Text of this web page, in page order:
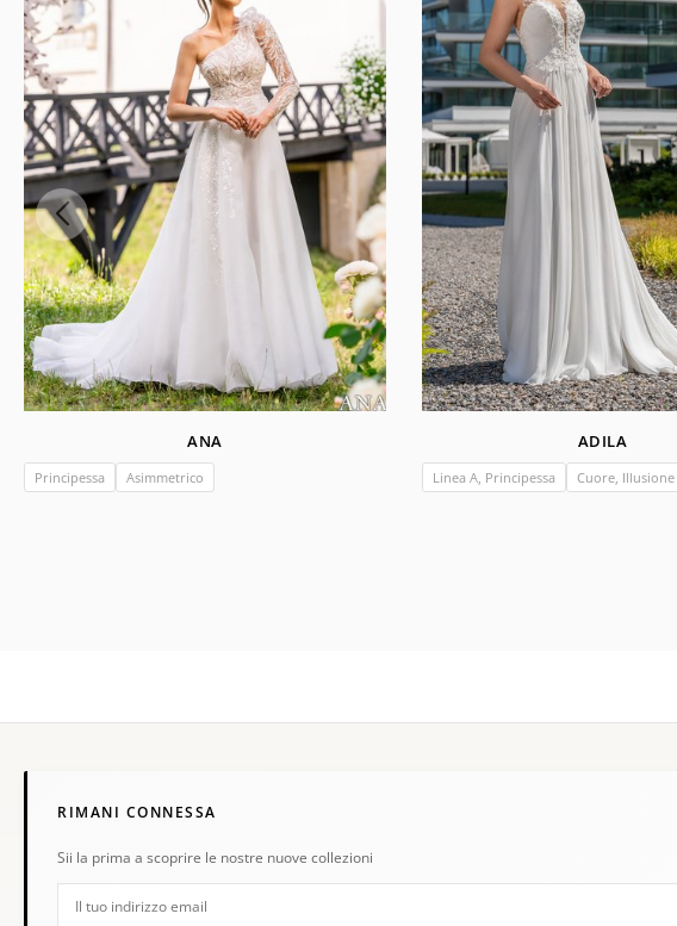
ANA
Principessa Asimmetrico
ADILA
Linea A, Principessa Cuore, Illusione
RIMANI CONNESSA
Sii la prima a scoprire le nostre nuove collezioni